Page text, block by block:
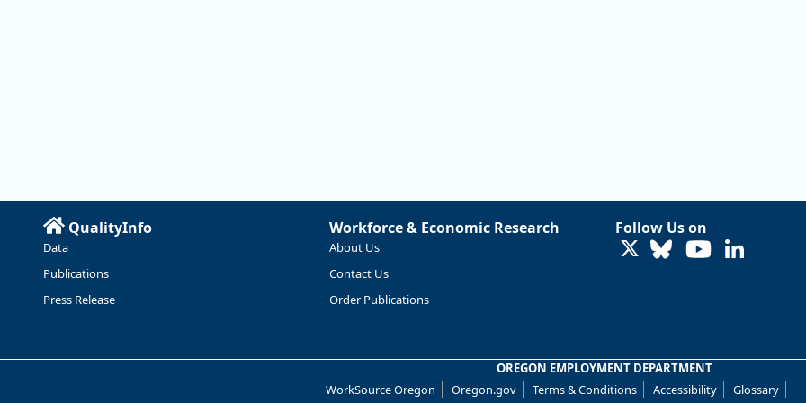
QualityInfo
Data
Publications
Press Release
Workforce & Economic Research
About Us
Contact Us
Order Publications
Follow Us on
LinkedIn
OREGON EMPLOYMENT DEPARTMENT
WorkSource Oregon
Oregon.gov Terms & Conditions Accessibility Glossary